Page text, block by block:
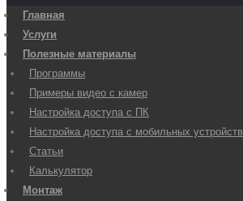
Главная
Услуги
Полезные материалы
Программы
Примеры видео с камер
Настройка доступа с ПК
Настройка доступа с мобильных устройств
Статьи
Калькулятор
Монтаж